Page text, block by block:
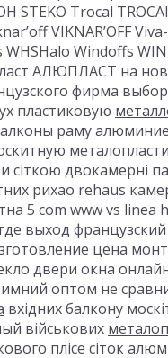
STEKO Trocal
VIKNAR’OFF
WHSHalo Windoffs
АЛЮПЛАСТ на
фирма
пластиковую
раму
сіткою двокамерні
рихао rehaus
5 com www vs linea
выход
цена
двери окна
оптом не
вхідних балкону
військових
плісе сіток